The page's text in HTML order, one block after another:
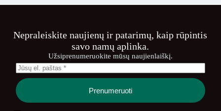
Nepraleiskite naujienų ir patarimų, kaip rūpintis
savo namų aplinka.
Užsiprenumeruokite mūsų naujienlaiškį.
Prenumeruoti